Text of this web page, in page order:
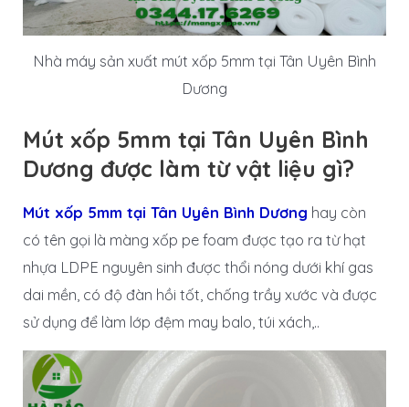
Nhà máy sản xuất mút xốp 5mm tại Tân Uyên Bình
Dương
Mút xốp 5mm tại Tân Uyên Bình
Dương được làm từ vật liệu gì?
Mút xốp 5mm tại Tân Uyên Bình Dương hay còn
có tên gọi là màng xốp pe foam được tạo ra từ hạt
nhựa LDPE nguyên sinh được thổi nóng dưới khí gas
dai mền, có độ đàn hồi tốt, chống trầy xước và được
sử dụng để làm lớp đệm may balo, túi xách,..